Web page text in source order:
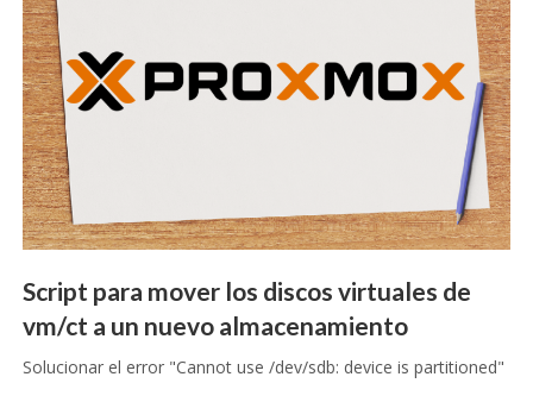
Script para mover los discos virtuales de
vm/ct a un nuevo almacenamiento
Solucionar el error "Cannot use /dev/sdb: device is partitioned"